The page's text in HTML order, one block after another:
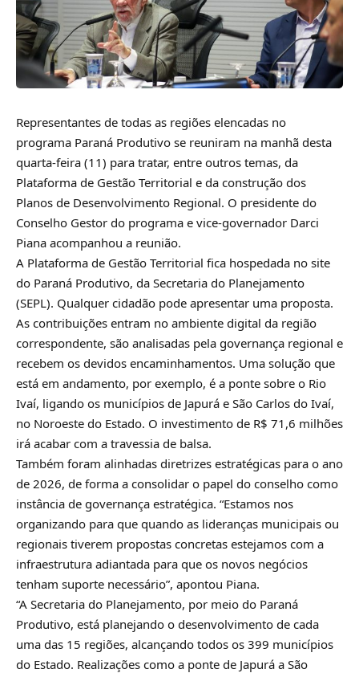
Representantes de todas as regiões elencadas no
programa Paraná Produtivo se reuniram na manhã desta
quarta-feira (11) para tratar, entre outros temas, da
Plataforma de Gestão Territorial e da construção dos
Planos de Desenvolvimento Regional. O presidente do
Conselho Gestor do programa e vice-governador Darci
Piana acompanhou a reunião.
A Plataforma de Gestão Territorial fica hospedada no site
do Paraná Produtivo, da Secretaria do Planejamento
(SEPL). Qualquer cidadão pode apresentar uma proposta.
As contribuições entram no ambiente digital da região
correspondente, são analisadas pela governança regional e
recebem os devidos encaminhamentos. Uma solução que
está em andamento, por exemplo, é a ponte sobre o Rio
Ivaí, ligando os municípios de Japurá e São Carlos do Ivaí,
no Noroeste do Estado. O investimento de R$ 71,6 milhões
irá acabar com a travessia de balsa.
Também foram alinhadas diretrizes estratégicas para o ano
de 2026, de forma a consolidar o papel do conselho como
instância de governança estratégica. “Estamos nos
organizando para que quando as lideranças municipais ou
regionais tiverem propostas concretas estejamos com a
infraestrutura adiantada para que os novos negócios
tenham suporte necessário”, apontou Piana.
“A Secretaria do Planejamento, por meio do Paraná
Produtivo, está planejando o desenvolvimento de cada
uma das 15 regiões, alcançando todos os 399 municípios
do Estado. Realizações como a ponte de Japurá a São